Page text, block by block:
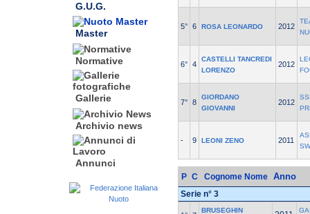
G.U.G.
Master
Normative
Gallerie
Archivio news
Annunci
5° 6 ROSA LEONARDO 2012
6° 4
CASTELLI TANCREDI
LORENZO
2012
7° 8
GIORDANO
GIOVANNI
2012
- 9 LEONI ZENO 2011
P C Cognome Nome Anno
Serie n° 3
BRUSEGHIN